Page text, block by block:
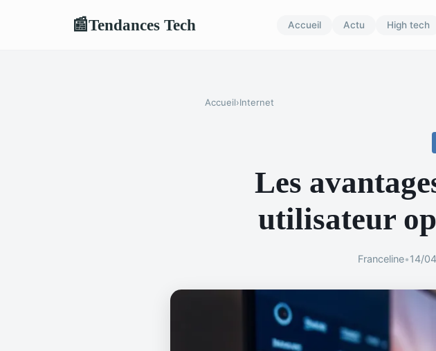
📰Tendances Tech Accueil Actu High tech
Accueil›Internet
Les
utilisateur
Franceline•14/